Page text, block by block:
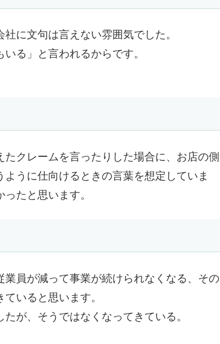
に文句は言えない雰囲気でした。
る」と言われるからです。
クレームを言ったりした場合に、お店の側
うに仕向けるときの言葉を想定していま
たと思います。
員が減って事業が続けられなくなる、その
いると思います。
が、そうではなくなってきている。